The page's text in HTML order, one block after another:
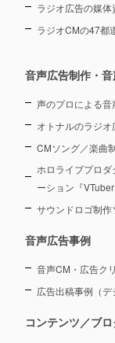
ラジオ広告の媒体
ラジオCMの47都
音声広告制作・
声のプロによる
オトナルのラジオ
CMソング／楽曲
ホロライブプロ
ーション 『
サウンドロゴ制作
音声広告事例
音声CM・広告ク
広告出稿事例（デ
コンテンツ／ブ